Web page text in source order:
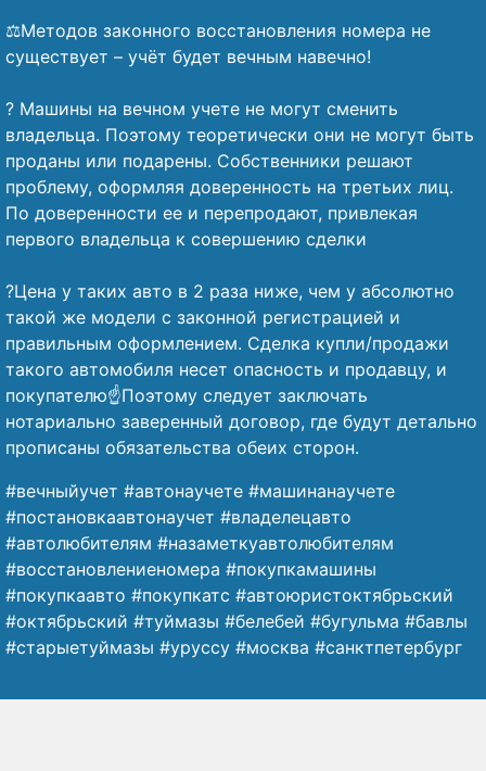
⚖️Методов законного восстановления номера не
существует – учёт будет вечным навечно!
? Машины на вечном учете не могут сменить
владельца. Поэтому теоретически они не могут быть
проданы или подарены. Собственники решают
проблему, оформляя доверенность на третьих лиц.
По доверенности ее и перепродают, привлекая
первого владельца к совершению сделки
?Цена у таких авто в 2 раза ниже, чем у абсолютно
такой же модели с законной регистрацией и
правильным оформлением. Сделка купли/продажи
такого автомобиля несет опасность и продавцу, и
покупателю☝️Поэтому следует заключать
нотариально заверенный договор, где будут детально
прописаны обязательства обеих сторон.
#вечныйучет #автонаучете #машинанаучете
#постановкаавтонаучет #владелецавто
#автолюбителям #назаметкуавтолюбителям
#восстановлениеномера #покупкамашины
#покупкаавто #покупкатс #автоюристоктябрьский
#октябрьский #туймазы #белебей #бугульма #бавлы
#старыетуймазы #уруссу #москва #санктпетербург